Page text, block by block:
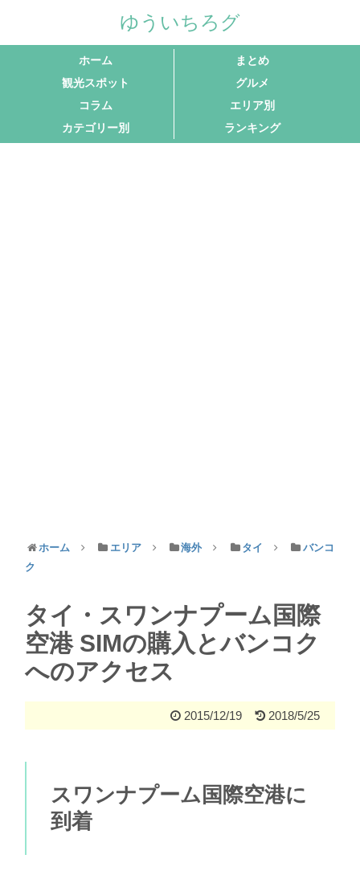
ゆういちろグ
ホーム
まとめ
観光スポット
グルメ
コラム
エリア別
カテゴリー別
ランキング
ホーム エリア 海外 タイ
バンコ
ク
タイ・スワンナプーム国際
空港 SIMの購入とバンコク
へのアクセス
2015/12/19 2018/5/25
スワンナプーム国際空港に
到着